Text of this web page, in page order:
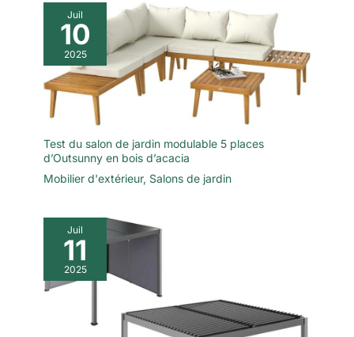
inoxydable / Matériau
plateau de table : bois
composite (WPC) /
Matériau revêtement
chaise (tissu) : 70%
Polychlorure de vinyle
(PVC) / 30% Polyester /
Couleur cadre / plateau
de table : anthracite /
Couleur revêtement
chaise (tissu) : noir
Juil
10
2025
Test du salon de jardin modulable 5 places
d’Outsunny en bois d’acacia
Mobilier d'extérieur, Salons de jardin
Juil
11
2025